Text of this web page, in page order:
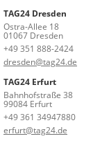
TAG24 Dresden
Ostra-Allee 18
01067 Dresden
+49 351 888-2424
dresden@tag24.de
TAG24 Erfurt
Bahnhofstraße 38
99084 Erfurt
+49 361 34947880
erfurt@tag24.de